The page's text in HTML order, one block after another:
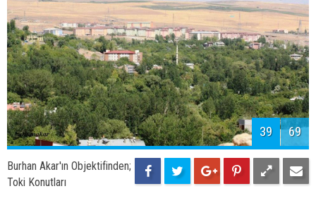
41 69
Burhan Akar'ın Objektifinden;
Adilcevaz